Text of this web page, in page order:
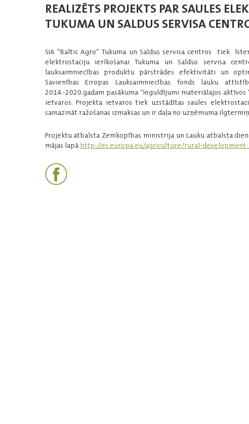
REALIZĒTS PROJEKTS PAR SAULES
TUKUMA UN SALDUS SERVISA
SIA “Baltic Agro” Tukuma un Saldus servisa centros tiek
elektrostaciju ierīkošanai Tukuma un Saldus servisa
lauksaimniecības produktu pārstrādes efektivitāti un
Savienības Eiropas Lauksaimniecības fonds lauku
2014.-2020.gadam pasākuma “Ieguldījumi materiālajos
ietvaros. Projekta ietvaros tiek uzstādītas saules
samazināt ražošanas izmaksas un ir daļa no uzņēmuma
Projektu atbalsta Zemkopības ministrija un Lauku atbalsta
mājas lapāhttp://ec.europa.eu/agriculture/rural-